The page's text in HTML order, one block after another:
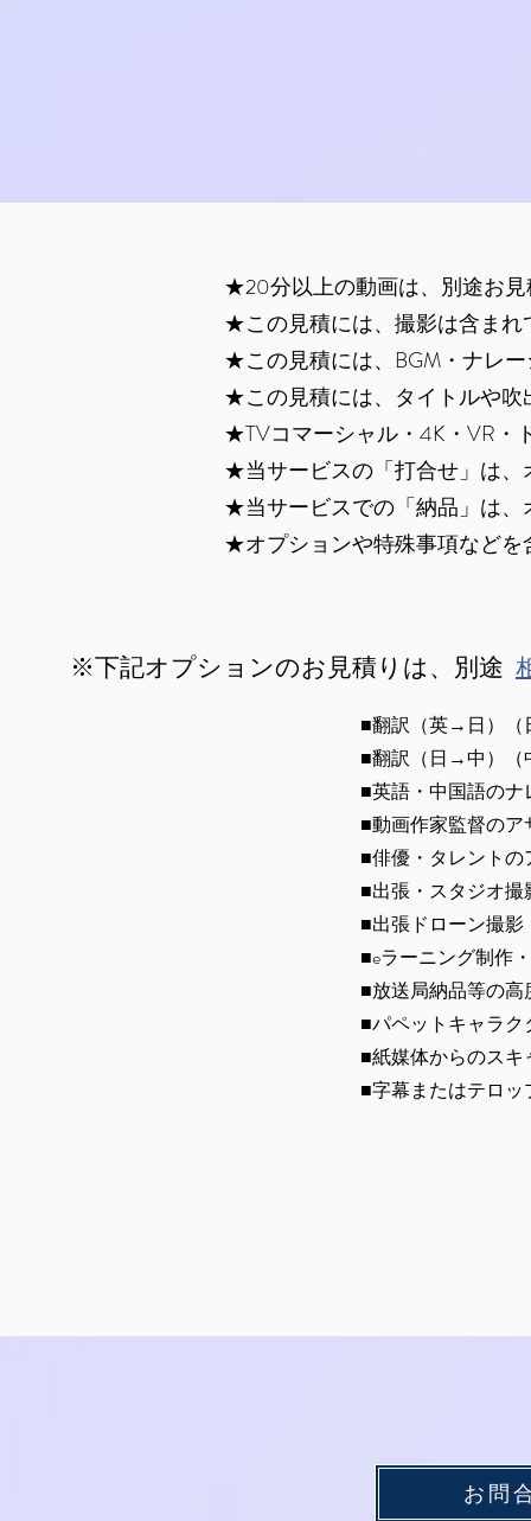
★20分以上の動画は、別途お
★この見積には、撮影は含まれ
★この見積には、BGM・ナレ
★この見積には、タイトルや吹
​★TVコマーシャル・4K・VR・
★当サービスの「打合せ」は、
★当サービスでの「納品」は、
★オプションや特殊事項などを
※下記オプションのお見積りは、別途
■翻訳（英→日）
■翻訳（日→中）
■英語・中国語の
■動画作家監督のア
■俳優・タレントの
■出張・スタジオ撮
■出張ドローン撮影
■eラーニング制作
■放送局納品等の
■パペットキャラ
■紙媒体からのス
■字幕またはテロッ
お問